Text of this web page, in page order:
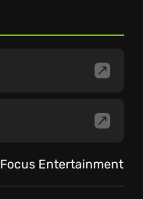
Focus Entertainment